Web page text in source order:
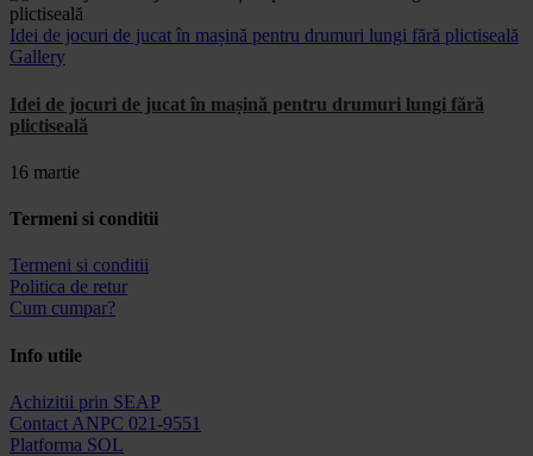
Idei de jocuri de jucat în mașină pentru drumuri lungi fără plictiseală
Gallery
Idei de jocuri de jucat în mașină pentru drumuri lungi fără
plictiseală
16 martie
Termeni si conditii
Termeni si conditii
Politica de retur
Cum cumpar?
Info utile
Achizitii prin SEAP
Contact ANPC 021-9551
Platforma SOL